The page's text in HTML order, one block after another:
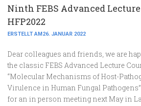
Ninth FEBS Advanced Lecture
HFP2022
ERSTELLT AM26. JANUAR 2022
Dear colleagues and friends, we are
the classic FEBS Advanced Lecture
“Molecular Mechanisms of Host-
Virulence in Human Fungal
for an in person meeting next May in